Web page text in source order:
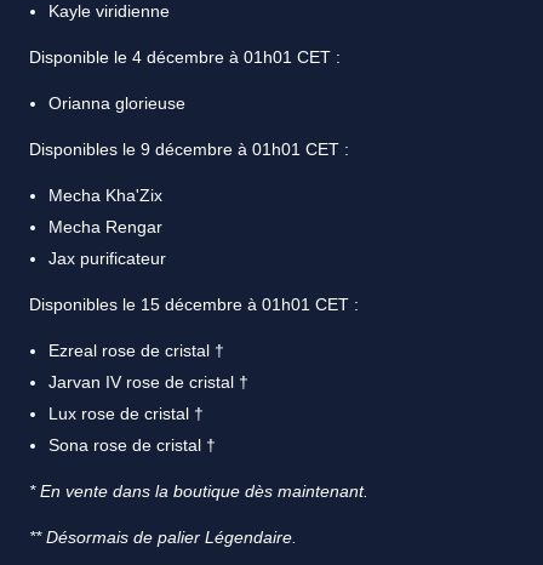
Kayle viridienne
Disponible le 4 décembre à 01h01 CET :
Orianna glorieuse
Disponibles le 9 décembre à 01h01 CET :
Mecha Kha'Zix
Mecha Rengar
Jax purificateur
Disponibles le 15 décembre à 01h01 CET :
Ezreal rose de cristal †
Jarvan IV rose de cristal †
Lux rose de cristal †
Sona rose de cristal †
* En vente dans la boutique dès maintenant.
** Désormais de palier Légendaire.